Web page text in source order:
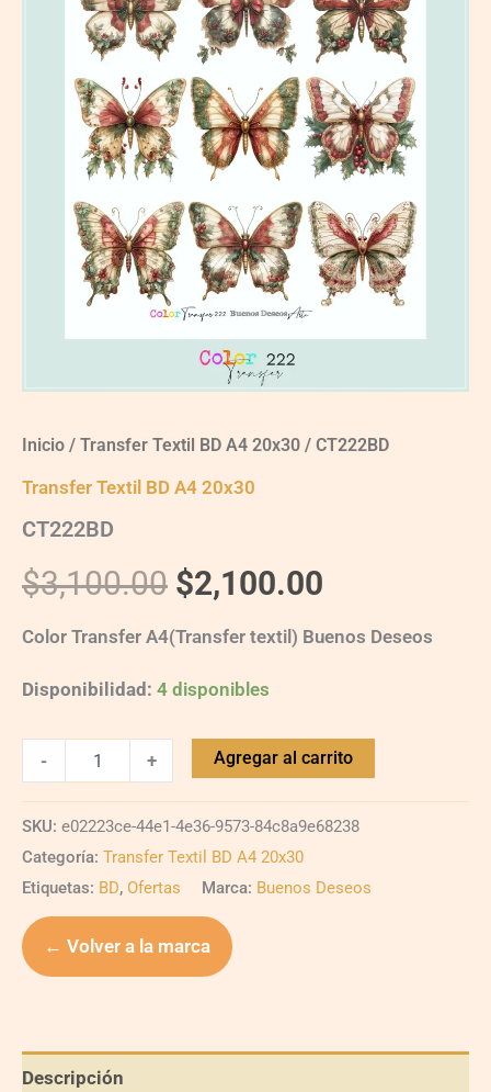
Inicio / Transfer Textil BD A4 20x30 / CT222BD
Transfer Textil BD A4 20x30
CT222BD
$3,100.00
$3,100.00.
$2,100.00
$2,100.00.
Color Transfer A4(Transfer textil) Buenos Deseos
Disponibilidad: 4 disponibles
- + Agregar al carrito
SKU: e02223ce-44e1-4e36-9573-84c8a9e68238
Categoría: Transfer Textil BD A4 20x30
Etiquetas: BD, Ofertas Marca: Buenos Deseos
← Volver a la marca
Descripción